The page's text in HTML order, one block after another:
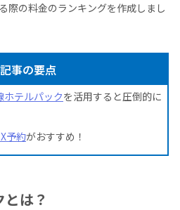
際の料金のランキングを作成しまし
事の要点
ホテルパックを活用すると圧倒的に
予約がおすすめ！
は？